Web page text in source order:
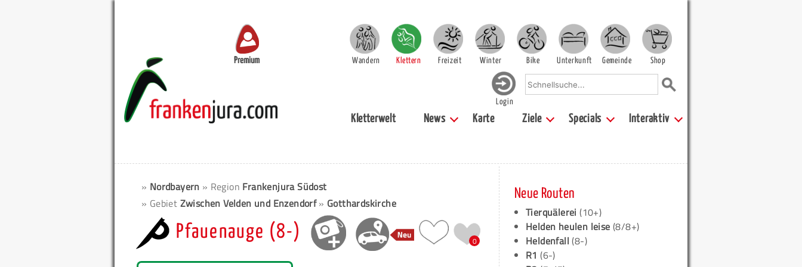
Premium Wandern Klettern Freizeit Winter Bike Unterkunft Gemeinde Shop
Login
Kletterwelt News Karte Ziele Specials Interaktiv
» Nordbayern » Region Frankenjura Südost
» Gebiet Zwischen Velden und Enzendorf» Gotthardskirche
Pfauenauge (8-) 0
Neue Routen
Tierquälerei (10+)
Helden heulen leise(8/8+)
Heldenfall(8-)
R1 (6-)